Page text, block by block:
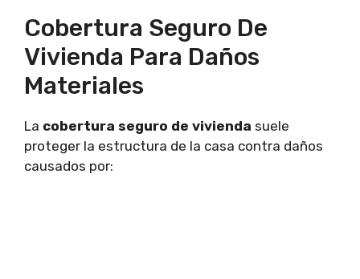
Cobertura Seguro De
Vivienda Para Daños
Materiales
La cobertura seguro de vivienda suele
proteger la estructura de la casa contra daños
causados por: